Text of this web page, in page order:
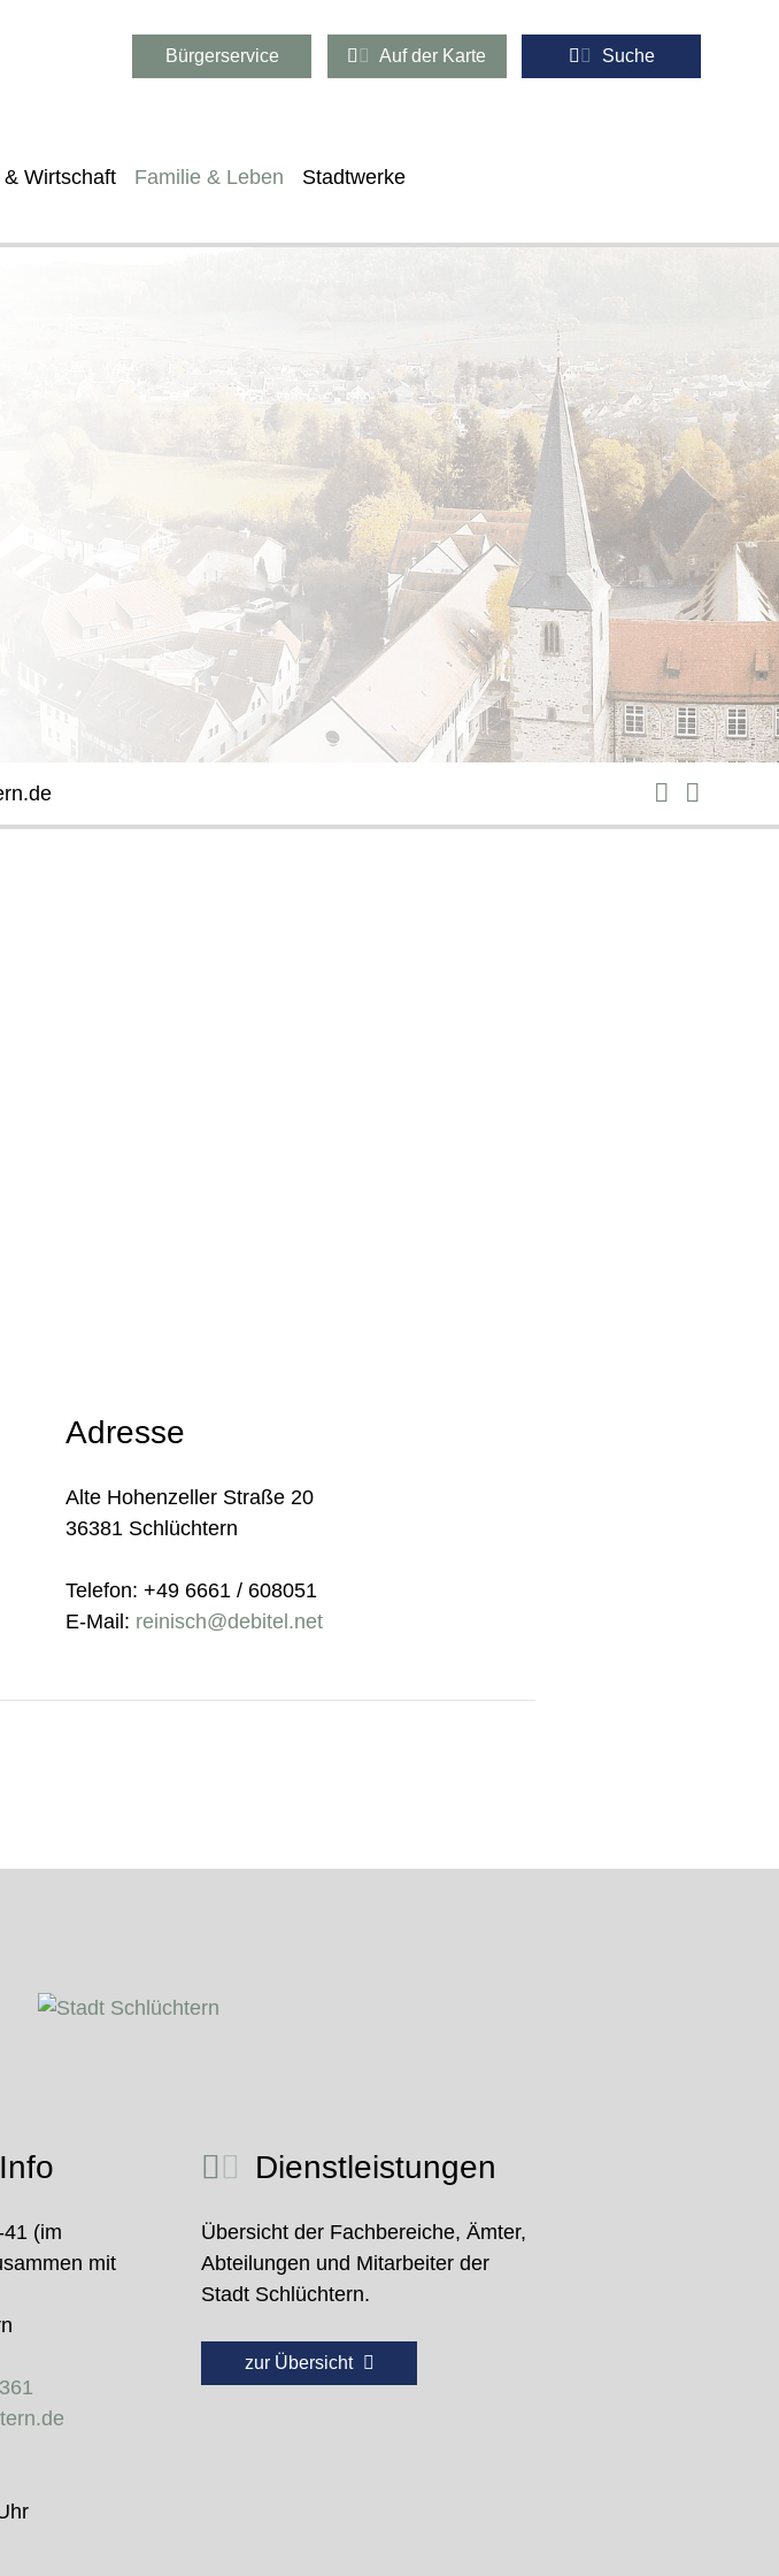
Bürgerservice Auf der Karte Suche
& Wirtschaft Familie & Leben Stadtwerke
Adresse
Alte Hohenzeller Straße 20
36381 Schlüchtern
Telefon: +49 6661 / 608051
E-Mail: reinisch@debitel.net
(im
mit
Dienstleistungen
Übersicht der Fachbereiche, Ämter,
Abteilungen und Mitarbeiter der
Stadt Schlüchtern.
zur Übersicht